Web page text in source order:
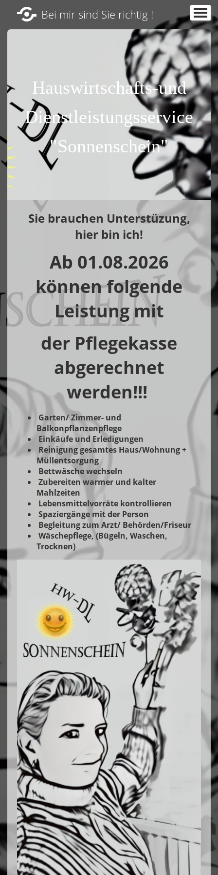
Bei mir sind Sie richtig !
Hauswirtschafts-und
Dienstleistungsservice
"Sonnenschein"
Gästebuch
Startseite
Leistungen
▼
Kontakt
Sie brauchen Unterstüzung,
hier bin ich!
Ab 01.08.2026
können folgende
Leistung mit
der Pflegekasse
abgerechnet
werden!!!
Garten/ Zimmer- und
Balkonpflanzenpflege
Einkäufe und Erledigungen
Reinigung gesamtes Haus/Wohnung +
Müllentsorgung
Bettwäsche wechseln
Zubereiten warmer und kalter
Mahlzeiten
Lebensmittelvorräte kontrollieren
Spaziergänge mit der Person
Begleitung zum Arzt/ Behörden/Friseur
Wäschepflege, (Bügeln, Waschen,
Trocknen)